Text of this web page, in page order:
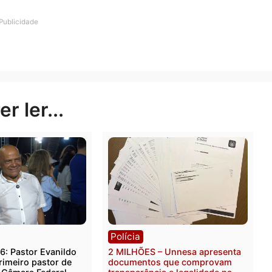
de dívidas e que Gabriel era seu patrão,
Publicidade
ler...